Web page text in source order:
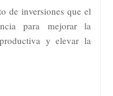
de inversiones que el
para mejorar la
y elevar la